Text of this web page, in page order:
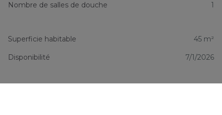
Nombre de salles de douche 1
Superficie habitable 45 m²
Disponibilité 7/1/2026